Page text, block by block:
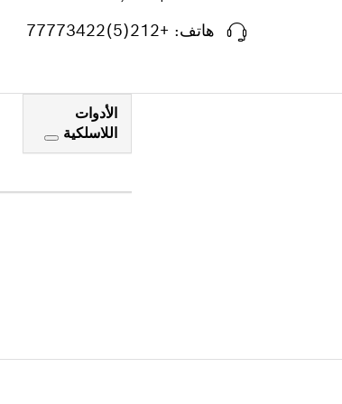
هاتف: +212(5)77773422
الأدوات
اللاسلكية